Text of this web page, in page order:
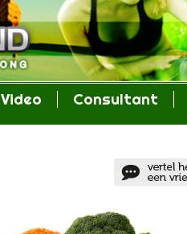
Video Consultant